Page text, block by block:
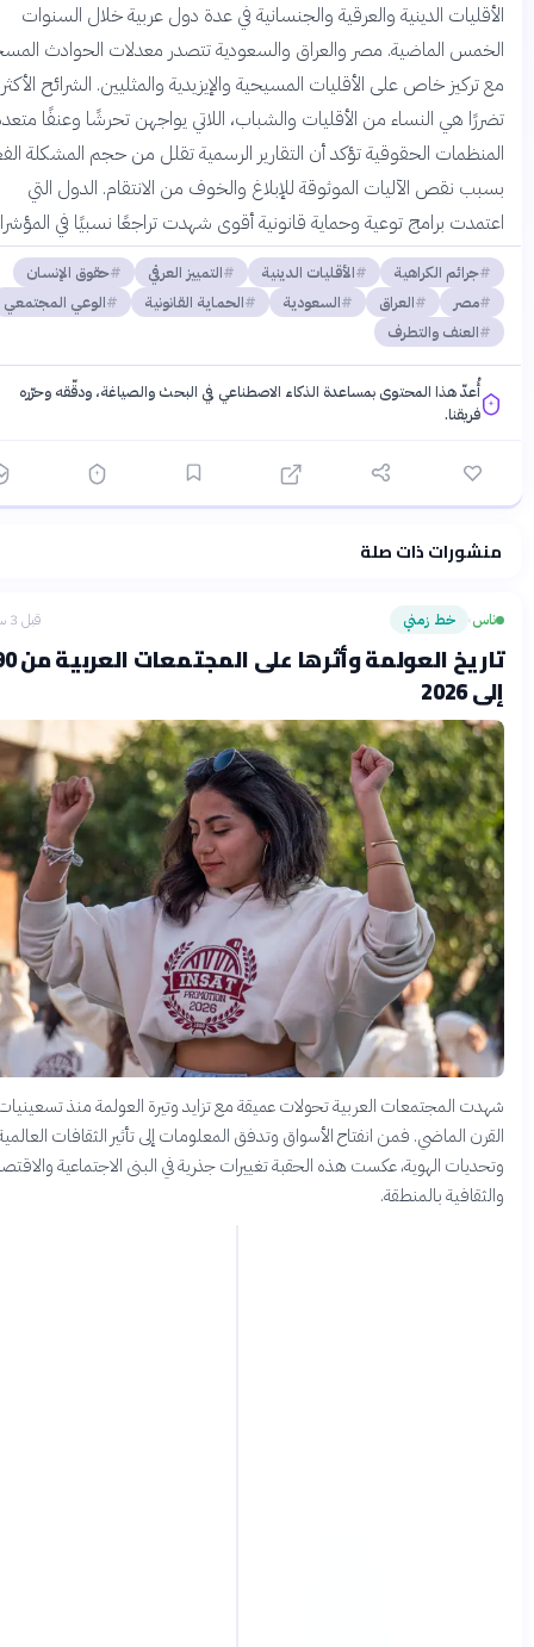
الدينية والعرقية والجنسانية في عدة دول عربية خلال السنوات
الماضية. مصر والعراق والسعودية تتصدر معدلات الحوادث المسجلة،
خاص على الأقليات المسيحية والإيزيدية والمثليين. الشرائح الأكثر
هي النساء من الأقليات والشباب، اللاتي يواجهن تحرشًا وعنفًا متعددًا.
الحقوقية تؤكد أن التقارير الرسمية تقلل من حجم المشكلة الفعلي
نقص الآليات الموثوقة للإبلاغ والخوف من الانتقام. الدول التي
برامج توعية وحماية قانونية أقوى شهدت تراجعًا نسبيًا في المؤشرات.
جرائم الكراهية الأقليات الدينية التمييز العرقي
حقوق الإنسان
مصر
العراق السعودية الحماية القانونية
الوعي المجتمعي
العنف والتطرف
أُعدّ هذا المحتوى بمساعدة الذكاء الاصطناعي في البحث والصياغة، ودقّقه وحرّره
فريقنا.
المعرفية·سياسة الذكاء الاصطناعي
ذات صلة
خط زمني
تاريخ العولمة وأثرها على المجتمعات العربية من 1990
المجتمعات العربية تحولات عميقة مع تزايد وتيرة العولمة منذ تسعينيات
الماضي. فمن انفتاح الأسواق وتدفق المعلومات إلى تأثير الثقافات العالمية
الهوية، عكست هذه الحقبة تغييرات جذرية في البنى الاجتماعية والاقتصادية
بالمنطقة.